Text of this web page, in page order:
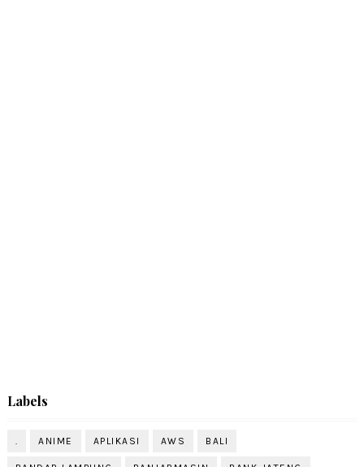
Labels
ANIME APLIKASI AWS BALI